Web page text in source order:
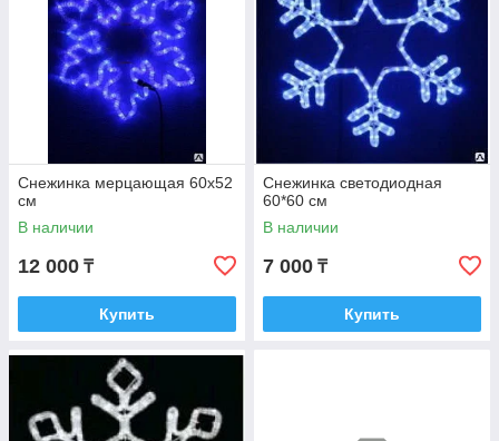
Снежинка мерцающая 60х52
см
В наличии
12 000 ₸
Купить
Снежинка светодиодная
60*60 см
В наличии
7 000 ₸
Купить